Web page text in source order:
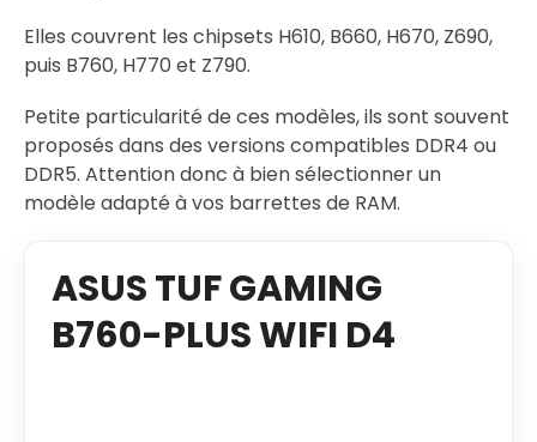
Elles couvrent les chipsets H610, B660, H670, Z690,
puis B760, H770 et Z790.
Petite particularité de ces modèles, ils sont souvent
proposés dans des versions compatibles DDR4 ou
DDR5. Attention donc à bien sélectionner un
modèle adapté à vos barrettes de RAM.
ASUS TUF GAMING
B760-PLUS WIFI D4